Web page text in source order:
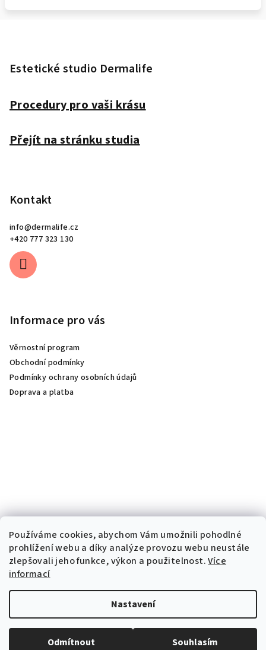
Používáme cookies, abychom Vám umožnili pohodlné
prohlížení webu a díky analýze provozu webu neustále
zlepšovali jeho funkce, výkon a použitelnost.Více
informací
Nastavení
Odmítnout Souhlasím
Estetické studio Dermalife
Procedury pro vaši krásu
Přejít na stránku studia
Kontakt
info@dermalife.cz
+420 777 323 130
Informace pro vás
Věrnostní program
Obchodní podmínky
Podmínky ochrany osobních údajů
Doprava a platba
Copyright 2026Dermalife . Všechna práva vyhrazena.